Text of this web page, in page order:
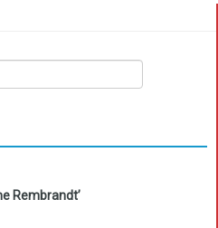
Rembrandt’